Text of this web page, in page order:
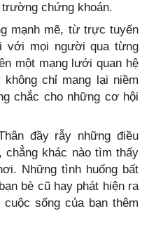
chứng khoán.
mạnh mẽ, từ trực tuyến
với mọi người qua từng
một mạng lưới quan hệ
chỉ mang lại niềm
chắc cho những cơ hội
đầy rẫy những điều
chẳng khác nào tìm thấy
Những tình huống bất
bè cũ hay phát hiện ra
sống của bạn thêm